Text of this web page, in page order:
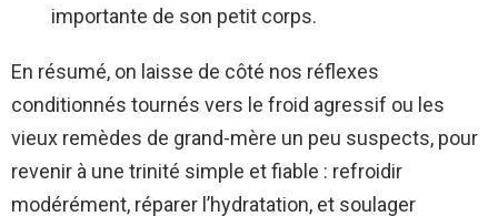
importante de son petit corps.
En résumé, on laisse de côté nos réflexes
conditionnés tournés vers le froid agressif ou les
vieux remèdes de grand-mère un peu suspects, pour
revenir à une trinité simple et fiable : refroidir
modérément, réparer l’hydratation, et soulager